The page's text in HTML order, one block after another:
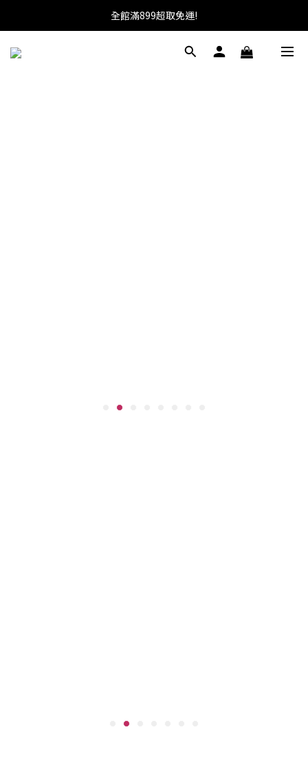
加入會員送100元購物金!馬上就可使用!
全館滿899超取免運!
★找優惠這邊走~★